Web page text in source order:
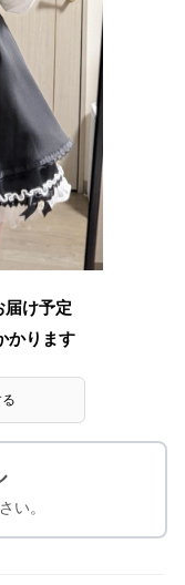
届け予定
かります
い。